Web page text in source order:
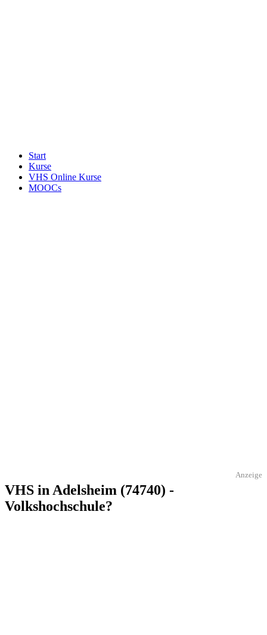
Start
Kurse
VHS Online Kurse
MOOCs
Anzeige
VHS in Adelsheim (74740) -
Volkshochschule?